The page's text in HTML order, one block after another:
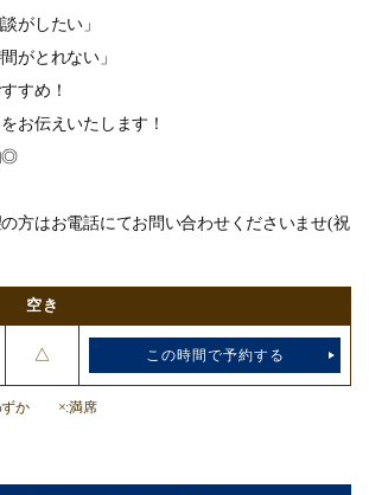
がしたい」
がとれない」
すめ！
お伝えいたします！
◎
方はお電話にてお問い合わせくださいませ(祝
空き
△ この時間で予約する
か × 満席